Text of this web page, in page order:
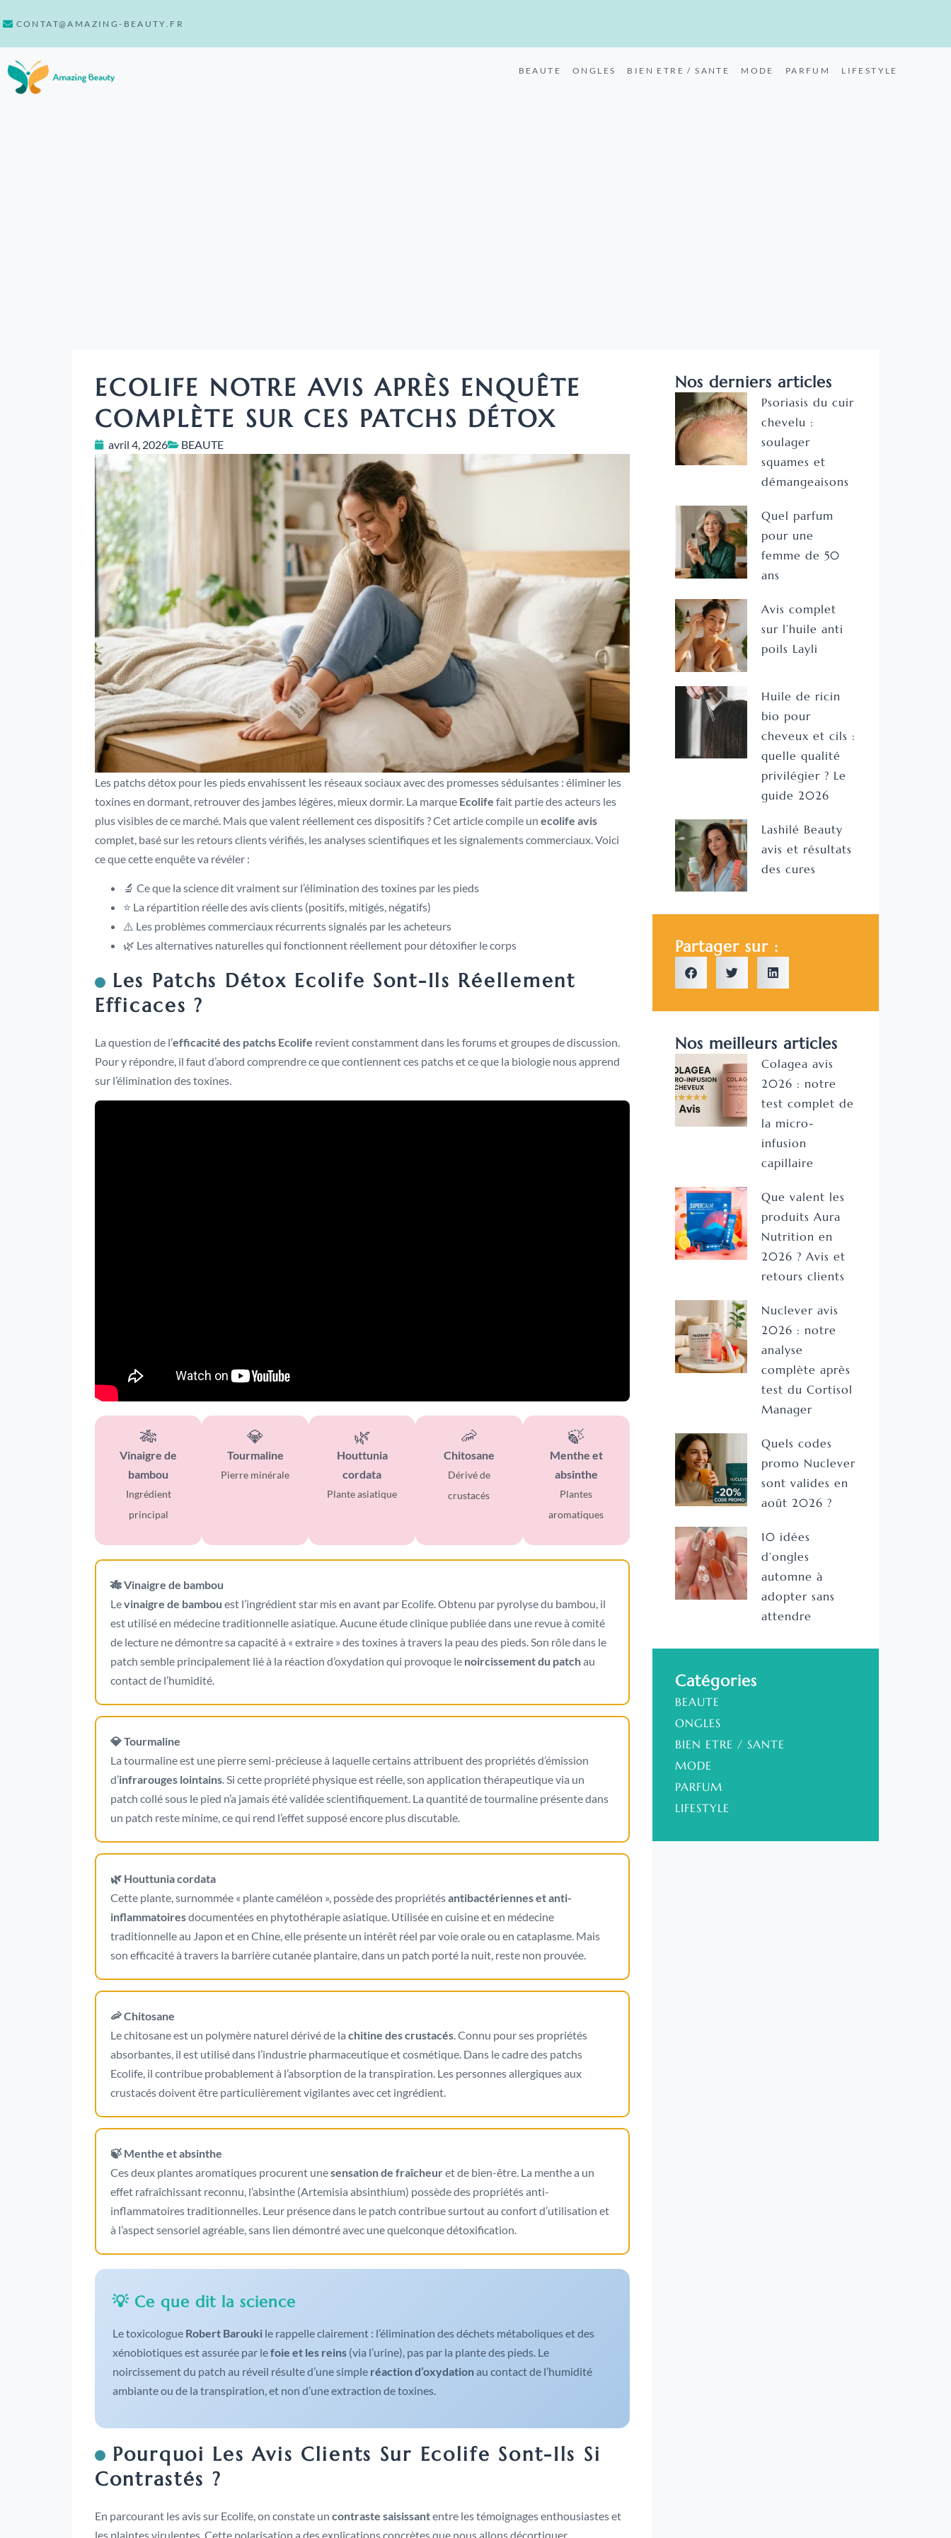
CONTAT@AMAZING-BEAUTY.FR
BEAUTE ONGLES BIEN ETRE / SANTE MODE PARFUM LIFESTYLE
ECOLIFE NOTRE AVIS APRÈS ENQUÊTE
COMPLÈTE SUR CES PATCHS DÉTOX
avril 4, 2026 BEAUTE
Les patchs détox pour les pieds envahissent les réseaux sociaux avec des promesses séduisantes : éliminer les
toxines en dormant, retrouver des jambes légères, mieux dormir. La marque Ecolife fait partie des acteurs les
plus visibles de ce marché. Mais que valent réellement ces dispositifs ? Cet article compile un ecolife avis
complet, basé sur les retours clients vérifiés, les analyses scientifiques et les signalements commerciaux. Voici
ce que cette enquête va révéler :
🔬 Ce que la science dit vraiment sur l’élimination des toxines par les pieds
⭐ La répartition réelle des avis clients (positifs, mitigés, négatifs)
⚠️ Les problèmes commerciaux récurrents signalés par les acheteurs
🌿 Les alternatives naturelles qui fonctionnent réellement pour détoxifier le corps
Les Patchs Détox Ecolife Sont-Ils Réellement
Efficaces ?
La question de l’efficacité des patchs Ecolife revient constamment dans les forums et groupes de discussion.
Pour y répondre, il faut d’abord comprendre ce que contiennent ces patchs et ce que la biologie nous apprend
sur l’élimination des toxines.
🎋
Vinaigre de
bambou
Ingrédient
principal
💎
Tourmaline
Pierre minérale
🌿
Houttunia
cordata
Plante asiatique
🦐
Chitosane
Dérivé de
crustacés
🍃
Menthe et
absinthe
Plantes
aromatiques
🎋 Vinaigre de bambou
Levinaigre de bambou est l’ingrédient star mis en avant par Ecolife. Obtenu par pyrolyse du bambou, il
est utilisé en médecine traditionnelle asiatique. Aucune étude clinique publiée dans une revue à comité
de lecture ne démontre sa capacité à « extraire » des toxines à travers la peau des pieds. Son rôle dans le
patch semble principalement lié à la réaction d’oxydation qui provoque le noircissement du patchau
contact de l’humidité.
💎 Tourmaline
La tourmaline est une pierre semi-précieuse à laquelle certains attribuent des propriétés d’émission
d’infrarouges lointains. Si cette propriété physique est réelle, son application thérapeutique via un
patch collé sous le pied n’a jamais été validée scientifiquement. La quantité de tourmaline présente dans
un patch reste minime, ce qui rend l’effet supposé encore plus discutable.
🌿 Houttunia cordata
Cette plante, surnommée « plante caméléon », possède des propriétésantibactériennes et anti-
inflammatoiresdocumentées en phytothérapie asiatique. Utilisée en cuisine et en médecine
traditionnelle au Japon et en Chine, elle présente un intérêt réel par voie orale ou en cataplasme. Mais
son efficacité à travers la barrière cutanée plantaire, dans un patch porté la nuit, reste non prouvée.
🦐 Chitosane
Le chitosane est un polymère naturel dérivé de la chitine des crustacés. Connu pour ses propriétés
absorbantes, il est utilisé dans l’industrie pharmaceutique et cosmétique. Dans le cadre des patchs
Ecolife, il contribue probablement à l’absorption de la transpiration. Les personnes allergiques aux
crustacés doivent être particulièrement vigilantes avec cet ingrédient.
🍃 Menthe et absinthe
Ces deux plantes aromatiques procurent unesensation de fraîcheuret de bien-être. La menthe a un
effet rafraîchissant reconnu, l’absinthe (Artemisia absinthium) possède des propriétés anti-
inflammatoires traditionnelles. Leur présence dans le patch contribue surtout au confort d’utilisation et
à l’aspect sensoriel agréable, sans lien démontré avec une quelconque détoxification.
💡 Ce que dit la science
Le toxicologue Robert Barouki le rappelle clairement : l’élimination des déchets métaboliques et des
xénobiotiques est assurée par lefoie et les reins (via l’urine), pas par la plante des pieds. Le
noircissement du patch au réveil résulte d’une simple réaction d’oxydationau contact de l’humidité
ambiante ou de la transpiration, et non d’une extraction de toxines.
Pourquoi Les Avis Clients Sur Ecolife Sont-Ils Si
Contrastés ?
En parcourant les avis sur Ecolife, on constate un contraste saisissantentre les témoignages enthousiastes et
les plaintes virulentes. Cette polarisation a des explications concrètes que nous allons décortiquer.
Nos derniers articles
Psoriasis du cuir
chevelu :
soulager
squames et
démangeaisons
Quel parfum
pour une
femme de 50
ans
Avis complet
sur l’huile anti
poils Layli
Huile de ricin
bio pour
cheveux et cils :
quelle qualité
privilégier ? Le
guide 2026
Lashilé Beauty
avis et résultats
des cures
Partager sur :
Nos meilleurs articles
Colagea avis
2026 : notre
test complet de
la micro-
infusion
capillaire
Que valent les
produits Aura
Nutrition en
2026 ? Avis et
retours clients
Nuclever avis
2026 : notre
analyse
complète après
test du Cortisol
Manager
Quels codes
promo Nuclever
sont valides en
août 2026 ?
10 idées
d’ongles
automne à
adopter sans
attendre
Catégories
BEAUTE
ONGLES
BIEN ETRE / SANTE
MODE
PARFUM
LIFESTYLE